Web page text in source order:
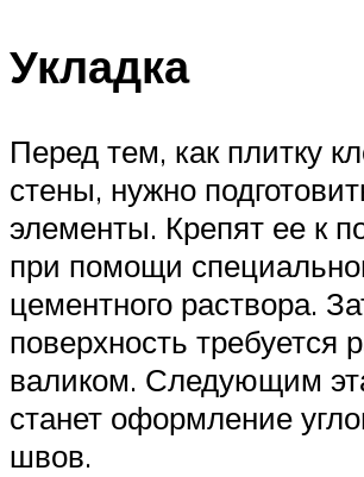
Укладка
Перед тем, как плитку
стены, нужно
элементы. Крепят ее к
при помощи
цементного раствора.
поверхность требуется
валиком. Следующим
станет оформление
швов.